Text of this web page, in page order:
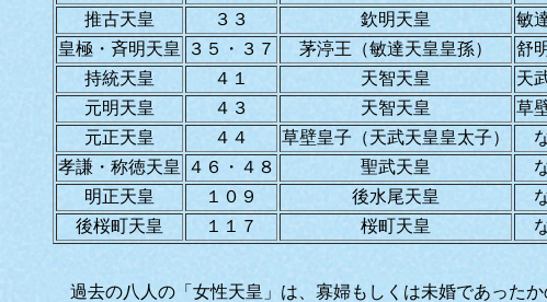
推古天皇
３３ 欽明天皇 敏
皇極・斉明天皇
３５・３７ 茅渟王（敏達天皇皇孫） 舒
持統天皇
４１ 天智天皇 天
元明天皇
４３ 天智天皇 草
元正天皇
４４ 草壁皇子（天武天皇皇太子）
孝謙・称徳天皇
４６・４８ 聖武天皇
明正天皇
１０９ 後水尾天皇
後桜町天皇
１１７ 桜町天皇
過去の八人の「女性天皇」は、寡婦もしくは未婚であった